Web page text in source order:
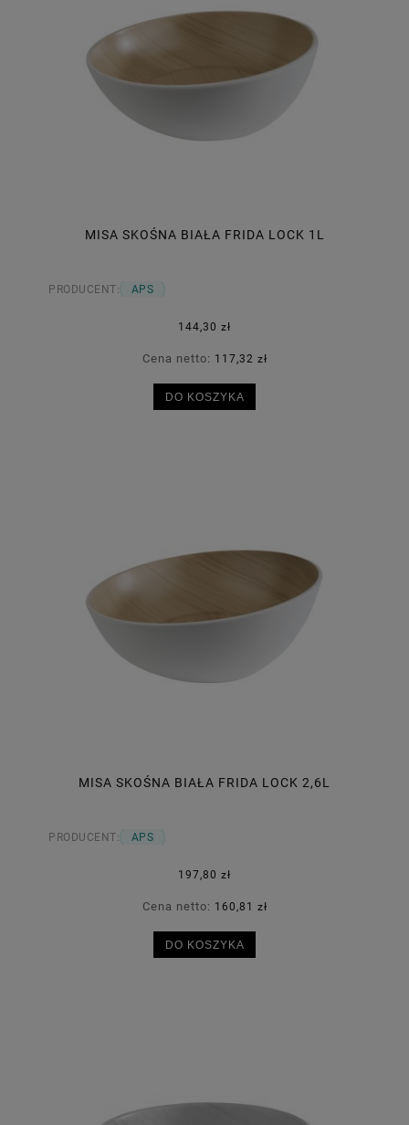
MISA SKOŚNA BIAŁA FRIDA LOCK 1L
PRODUCENT: APS
144,30 zł
Cena netto: 117,32 zł
DO KOSZYKA
MISA SKOŚNA BIAŁA FRIDA LOCK 2,6L
PRODUCENT: APS
197,80 zł
Cena netto: 160,81 zł
DO KOSZYKA